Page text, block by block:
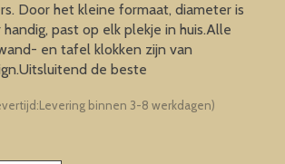
Door het kleine formaat, diameter is
handig, past op elk plekje in huis.Alle
en tafel klokken zijn van
de beste
binnen 3-8 werkdagen)